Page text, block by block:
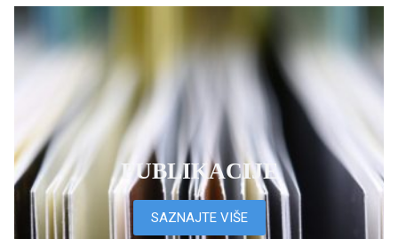
PUBLIKACIJE
SAZNAJTE VIŠE